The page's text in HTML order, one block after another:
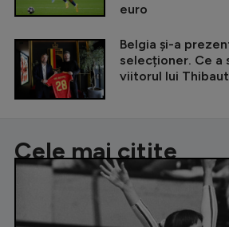
euro
Belgia și-a
selecționer. Ce a
viitorul lui
Cele mai citite